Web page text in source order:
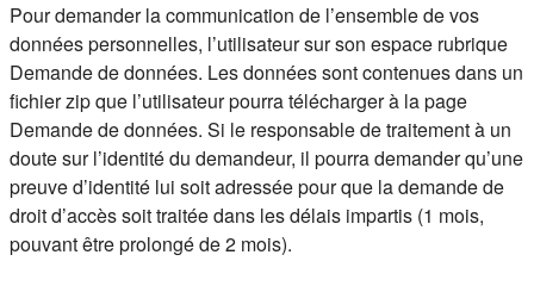
Pour demander la communication de l’ensemble de vos
données personnelles, l’utilisateur sur son espace rubrique
Demande de données. Les données sont contenues dans un
fichier zip que l’utilisateur pourra télécharger à la page
Demande de données. Si le responsable de traitement à un
doute sur l’identité du demandeur, il pourra demander qu’une
preuve d’identité lui soit adressée pour que la demande de
droit d’accès soit traitée dans les délais impartis (1 mois,
pouvant être prolongé de 2 mois).